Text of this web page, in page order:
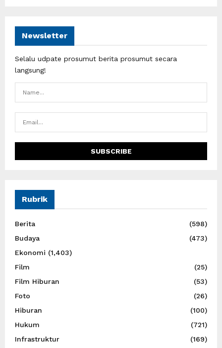
Newsletter
Selalu udpate prosumut berita prosumut secara
langsung!
Rubrik
Berita
(598)
Budaya
(473)
Ekonomi (1,403)
Film
(25)
Film Hiburan
(53)
Foto
(26)
Hiburan
(100)
Hukum
(721)
Infrastruktur
(169)